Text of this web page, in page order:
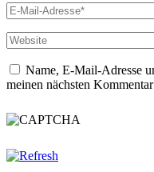
Name, E-Mail-Adresse
meinen nächsten